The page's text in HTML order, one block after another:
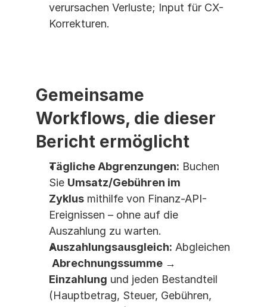
verursachen Verluste; Input für CX-
Korrekturen.
Gemeinsame
Workflows, die dieser
Bericht ermöglicht
Tägliche Abgrenzungen: Buchen
Sie Umsatz/Gebühren im
Zyklus mithilfe von Finanz-API-
Ereignissen – ohne auf die
Auszahlung zu warten.
Auszahlungsausgleich: Abgleichen
Abrechnungssumme →
Einzahlung und jeden Bestandteil
(Hauptbetrag, Steuer, Gebühren,